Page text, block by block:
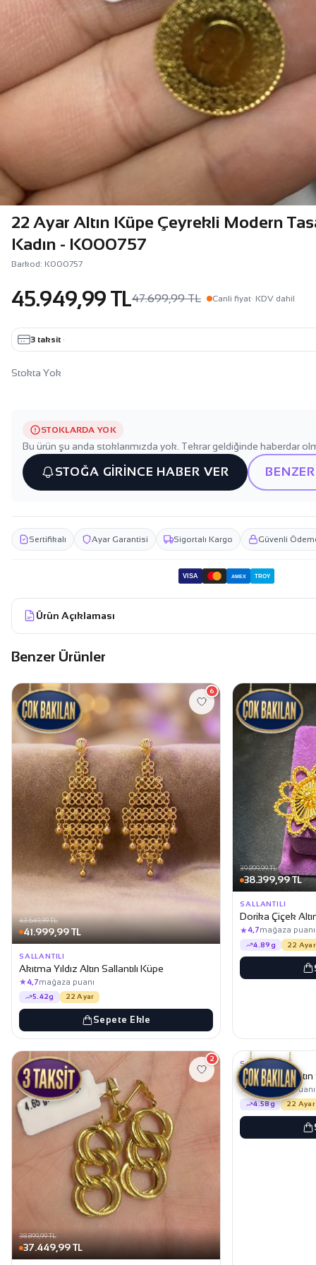
22 Ayar Altın Küpe Çeyrekli Modern
Kadın - K000757
Barkod: K000757
45.949,99 TL47.699,99 TL Canli fiyat· KDV dahil
3 taksit ·
Stokta Yok
STOKLARDA YOK
Bu ürün şu anda stoklarımızda yok. Tekrar geldiğinde haberdar
STOĞA GİRİNCE HABER VER
Sertifikalı Ayar Garantisi Sigortalı Kargo Güvenli
VISA AMEX TROY
Ürün Açıklaması
Benzer Ürünler
43.649,99 TL
41.999,99 TL
6
SALLANTILI
Akıtma Yıldız Altın Sallantılı Küpe
★4,7mağaza puanı
5.42g 22 Ayar
Sepete Ekle
39.899,99 TL
38.399,99 TL
SALLANTILI
Dorika Çiçek
★4,7mağaza puanı
4.89g 22 Ayar
38.899,99 TL
37.449,99 TL
2
36.999,99 TL
SALLANTILI
Samanyolu Altın
★4,7 mağaza puanı
4.58g 22 Ayar